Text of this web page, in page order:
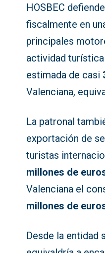
HOSBEC
fiscalmente en
principales
actividad
estimada de casi
Valenciana,
La patronal
exportación de
turistas
millones de
Valenciana el
millones de
Desde la entidad